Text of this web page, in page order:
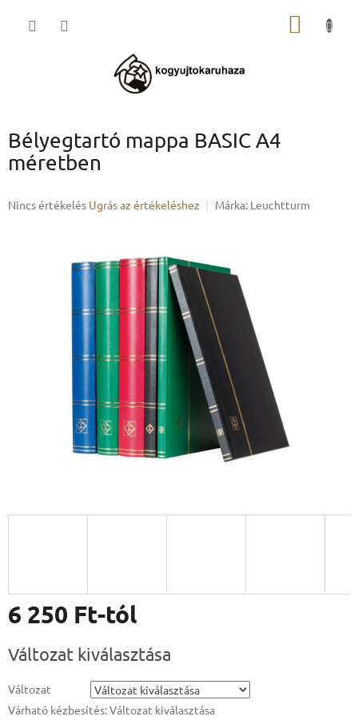
KOSÁR
Bélyegtartó mappa BASIC A4
méretben
A
Nincs értékelés Ugrás az értékeléshez Márka: Leuchtturm
6 250 Ft-tól
Változat kiválasztása
Változat
Várható kézbesítés:Változat kiválasztása